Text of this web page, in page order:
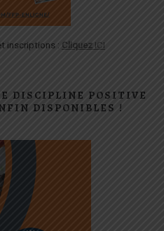
inscriptions : Cliquez ICI
DISCIPLINE POSITIVE
DISPONIBLES !